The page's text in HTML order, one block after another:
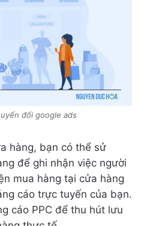
đổi google ads
hàng, bạn có thể sử
để ghi nhận việc người
mua hàng tại cửa hàng
cáo trực tuyến của bạn.
cáo PPC để thu hút lưu